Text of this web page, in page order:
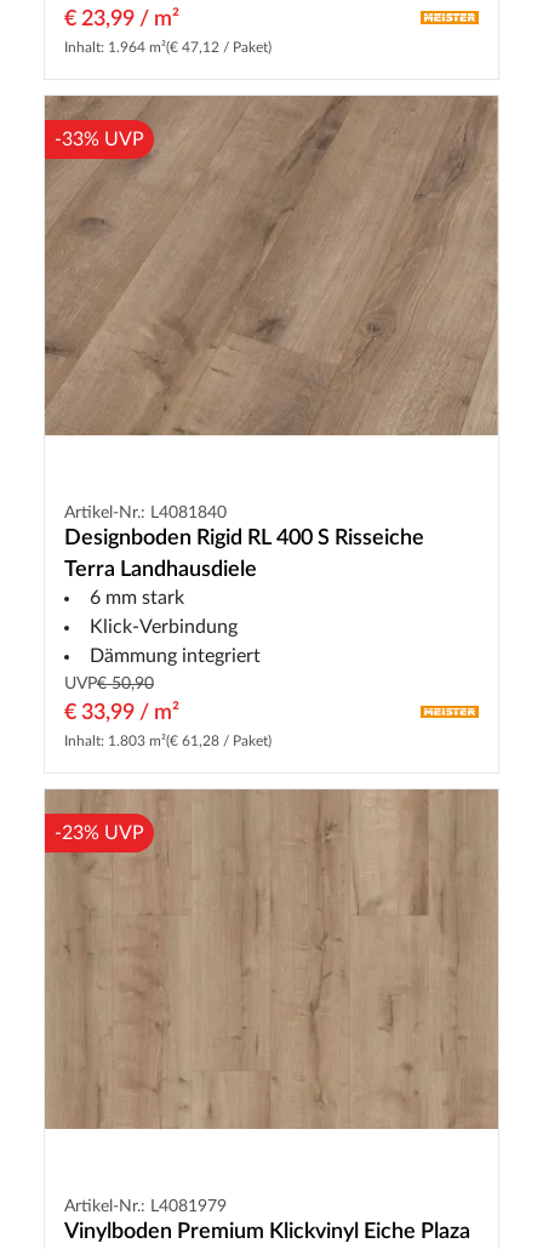
€ 23,99 / m²
Inhalt: 1.964 m²(€ 47,12 / Paket)
-33% UVP
Artikel-Nr.: L4081840
Designboden Rigid RL 400 S Risseiche
Terra Landhausdiele
6 mm stark
Klick-Verbindung
Dämmung integriert
UVP€ 50,90
€ 33,99 / m²
Inhalt: 1.803 m²(€ 61,28 / Paket)
-23% UVP
Artikel-Nr.: L4081979
Vinylboden Premium Klickvinyl Eiche Plaza